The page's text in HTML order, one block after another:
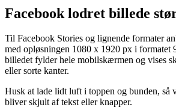
Facebook lodret billede
Til Facebook Stories og lignende formater
med opløsningen 1080 x 1920 px i formatet
billedet fylder hele mobilskærmen og vises
eller sorte kanter.
Husk at lade lidt luft i toppen og bunden, så
bliver skjult af tekst eller knapper.